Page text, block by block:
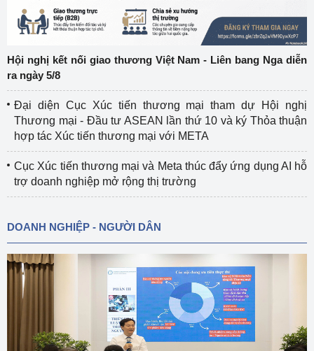
Hội nghị kết nối giao thương Việt Nam - Liên bang Nga diễn
ra ngày 5/8
Đại diện Cục Xúc tiến thương mại tham dự Hội nghị
Thương mại - Đầu tư ASEAN lần thứ 10 và ký Thỏa thuận
hợp tác Xúc tiến thương mại với META
Cục Xúc tiến thương mại và Meta thúc đẩy ứng dụng AI hỗ
trợ doanh nghiệp mở rộng thị trường
DOANH NGHIỆP - NGƯỜI DÂN